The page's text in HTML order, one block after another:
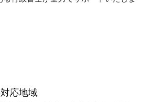
応地域